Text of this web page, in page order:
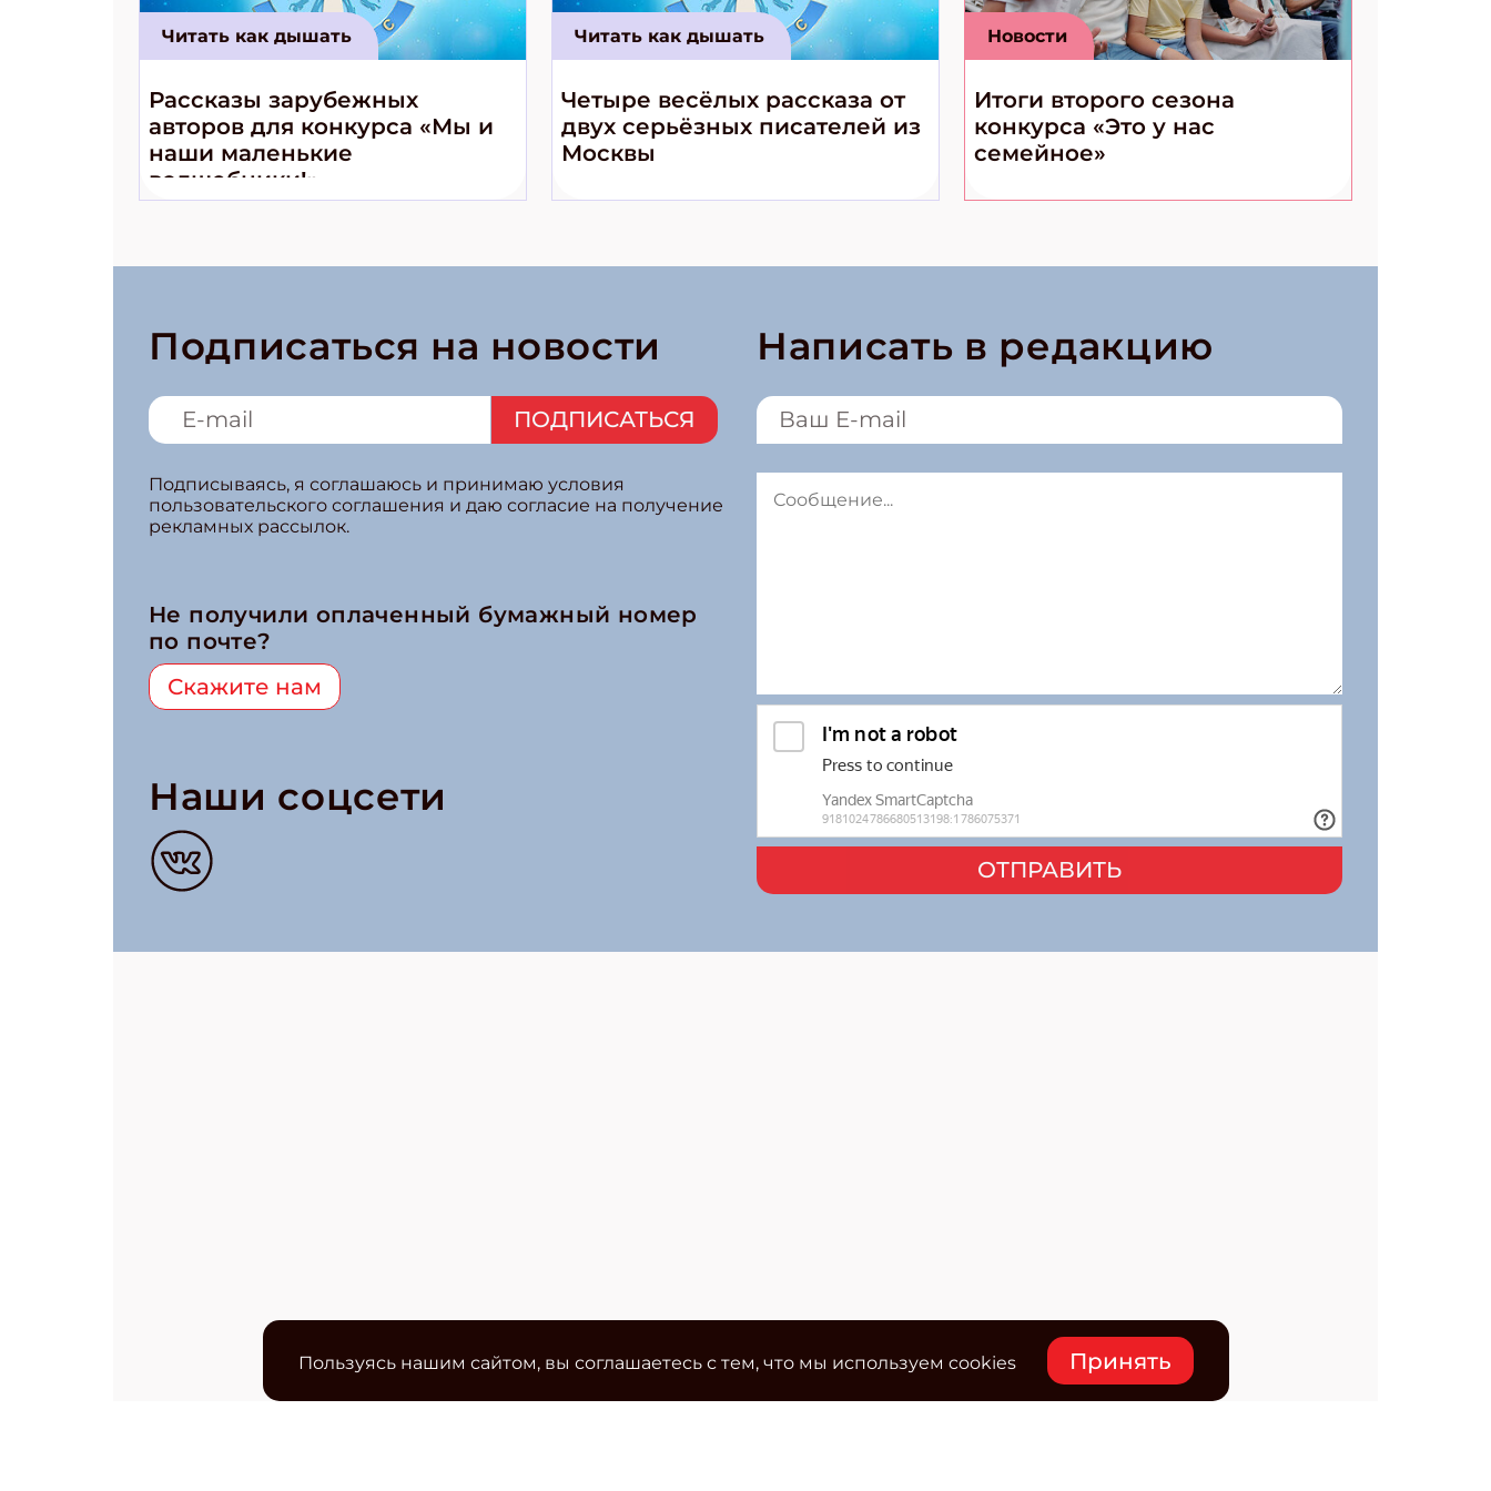
Читать как дышать
Рассказы зарубежных
авторов для конкурса «Мы и
наши маленькие
волшебники!»
Читать как дышать
Четыре весёлых рассказа от
двух серьёзных писателей из
Москвы
Новости
Итоги второго сезона
конкурса «Это у нас
семейное»
Подписаться на новости
ПОДПИСАТЬСЯ
Подписываясь, я соглашаюсь и принимаю условия
пользовательского соглашения и даю согласие на получение
рекламных рассылок.
Не получили оплаченный бумажный номер
по почте?
Скажите нам
Наши соцсети
Написать в редакцию
ОТПРАВИТЬ
Пользуясь нашим сайтом, вы соглашаетесь с тем, что мы используем cookies Принять